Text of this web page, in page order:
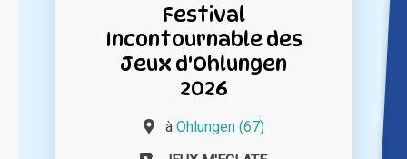
Festival
Incontournable des
Jeux d'Ohlungen
2026
à Ohlungen (67)